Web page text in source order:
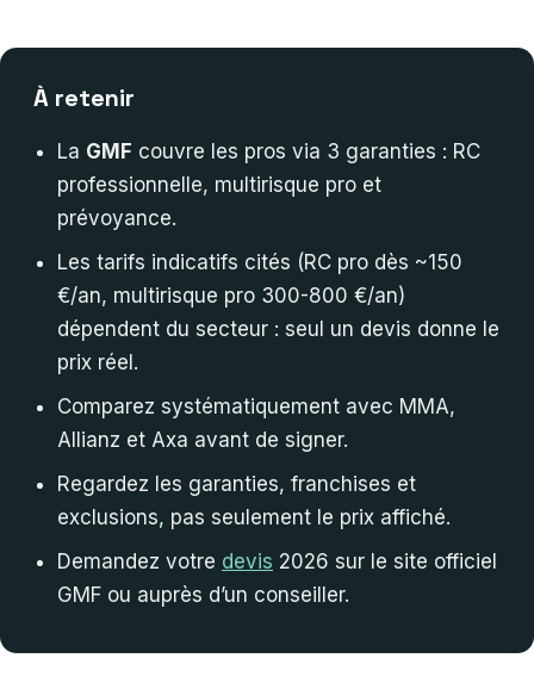
À retenir
La GMF couvre les pros via 3 garanties : RC
professionnelle, multirisque pro et
prévoyance.
Les tarifs indicatifs cités (RC pro dès ~150
€/an, multirisque pro 300-800 €/an)
dépendent du secteur : seul un devis donne le
prix réel.
Comparez systématiquement avec MMA,
Allianz et Axa avant de signer.
Regardez les garanties, franchises et
exclusions, pas seulement le prix affiché.
Demandez votre devis 2026 sur le site officiel
GMF ou auprès d’un conseiller.